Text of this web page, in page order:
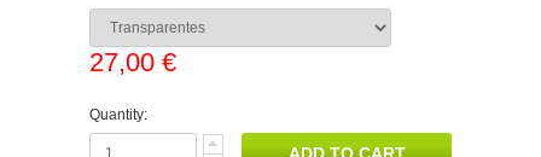
27,00 €
Quantity: